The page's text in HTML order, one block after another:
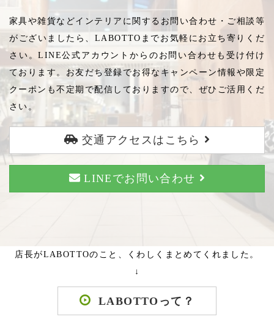
家具や雑貨などインテリアに関するお問い合わせ・ご相談等
がございましたら、LABOTTOまでお気軽にお立ち寄りくだ
さい。LINE公式アカウントからのお問い合わせも受け付け
ております。お友だち登録でお得なキャンペーン情報や限定
クーポンも不定期で配信しておりますので、ぜひご活用くだ
さい。
交通アクセスはこちら
LINEでお問い合わせ
店長がLABOTTOのこと、くわしくまとめてくれました。
↓
LABOTTOって？